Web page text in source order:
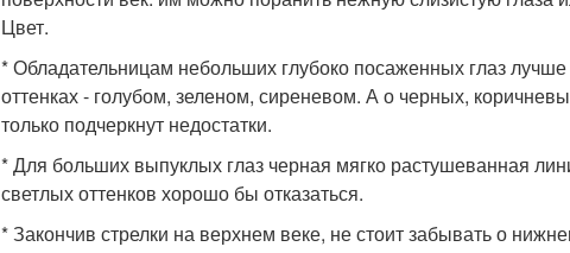
Цвет.
* Обладательницам небольших глубоко посаженных глаз
оттенках - голубом, зеленом, сиреневом. А о черных,
только подчеркнут недостатки.
* Для больших выпуклых глаз черная мягко растушеванная
светлых оттенков хорошо бы отказаться.
* Закончив стрелки на верхнем веке, не стоит забывать о